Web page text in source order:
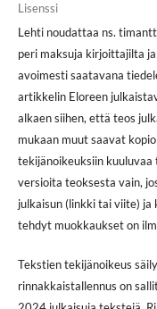
Lisenssi
Lehti noudattaa ns.
peri maksuja kirjoittajilta
avoimesti saatavana
artikkelin Eloreen
alkaen siihen, että teos
mukaan muut saavat
tekijänoikeuksiin
versioita teoksesta vain,
julkaisun (linkki tai viite)
tehdyt muokkaukset on
Tekstien tekijänoikeus
rinnakkaistallennus on